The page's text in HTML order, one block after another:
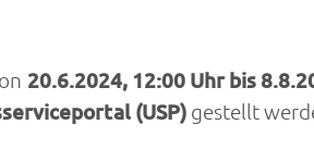
20.6.2024, 12:00 Uhr bis
(USP)gestellt